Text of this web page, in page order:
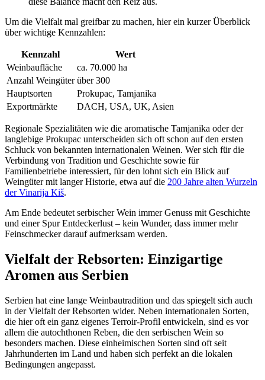
Um die Vielfalt mal greifbar zu machen, hier ein kurzer Überblick
über wichtige Kennzahlen:
Kennzahl
Wert
Weinbaufläche
ca. 70.000 ha
Anzahl Weingüter über 300
Hauptsorten
Prokupac, Tamjanika
Exportmärkte
DACH, USA, UK, Asien
Regionale Spezialitäten wie die aromatische Tamjanika oder der
langlebige Prokupac unterscheiden sich oft schon auf den ersten
Schluck von bekannten internationalen Weinen. Wer sich für die
Verbindung von Tradition und Geschichte sowie für
Familienbetriebe interessiert, für den lohnt sich ein Blick auf
Weingüter mit langer Historie, etwa auf die 200 Jahre alten Wurzeln
der Vinarija Kiš.
Am Ende bedeutet serbischer Wein immer Genuss mit Geschichte
und einer Spur Entdeckerlust – kein Wunder, dass immer mehr
Feinschmecker darauf aufmerksam werden.
Vielfalt der Rebsorten: Einzigartige
Aromen aus Serbien
Serbien hat eine lange Weinbautradition und das spiegelt sich auch
in der Vielfalt der Rebsorten wider. Neben internationalen Sorten,
die hier oft ein ganz eigenes Terroir-Profil entwickeln, sind es vor
allem die autochthonen Reben, die den serbischen Wein so
besonders machen. Diese einheimischen Sorten sind oft seit
Jahrhunderten im Land und haben sich perfekt an die lokalen
Bedingungen angepasst.